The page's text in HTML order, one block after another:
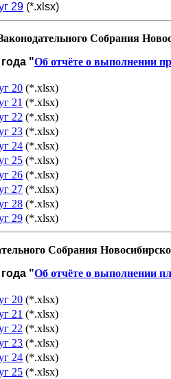
29 (*.xlsx)
Собрания
"Об отчёте о выполнении
20 (*.xlsx)
21 (*.xlsx)
22 (*.xlsx)
23 (*.xlsx)
24 (*.xlsx)
25 (*.xlsx)
26 (*.xlsx)
27 (*.xlsx)
28 (*.xlsx)
29 (*.xlsx)
Собрания
"Об отчёте о выполнении
20 (*.xlsx)
21 (*.xlsx)
22 (*.xlsx)
23 (*.xlsx)
24 (*.xlsx)
25 (*.xlsx)